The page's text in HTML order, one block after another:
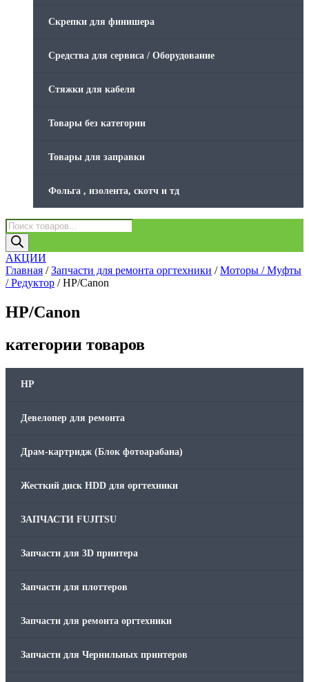
Скрепки для финишера
Средства для сервиса / Оборудование
Стяжки для кабеля
Товары без категории
Товары для заправки
Фольга , изолента, скотч и тд
Поиск
товаров
АКЦИИ
Главная /Запчасти для ремонта оргтехники /Моторы / Муфты
/ Редуктор / HP/Canon
HP/Canon
категории товаров
HP
Девелопер для ремонта
Драм-картридж (Блок фотоарабана)
Жесткий диск HDD для оргтехники
ЗАПЧАСТИ FUJITSU
Запчасти для 3D принтера
Запчасти для плоттеров
Запчасти для ремонта оргтехники
Запчасти для Чернильных принтеров